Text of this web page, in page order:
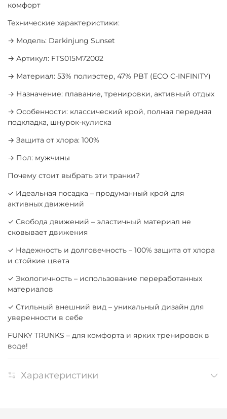
комфорт
Технические характеристики:
→ Модель: Darkinjung Sunset
→ Артикул: FTS015M72002
→ Материал: 53% полиэстер, 47% PBT (ECO C-INFINITY)
→ Назначение: плавание, тренировки, активный отдых
→ Особенности: классический крой, полная передняя
подкладка, шнурок-кулиска
→ Защита от хлора: 100%
→ Пол: мужчины
Почему стоит выбрать эти транки?
✓ Идеальная посадка – продуманный крой для
активных движений
✓ Свобода движений – эластичный материал не
сковывает движения
✓ Надежность и долговечность – 100% защита от хлора
и стойкие цвета
✓ Экологичность – использование переработанных
материалов
✓ Стильный внешний вид – уникальный дизайн для
уверенности в себе
FUNKY TRUNKS – для комфорта и ярких тренировок в
воде!
Характеристики